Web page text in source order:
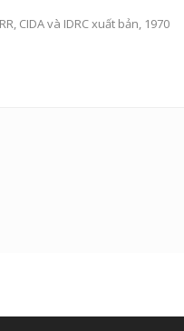
CIDA và IDRC xuất bản, 1970